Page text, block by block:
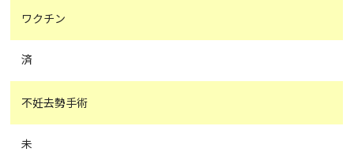
ワクチン
済
不妊去勢手術
未